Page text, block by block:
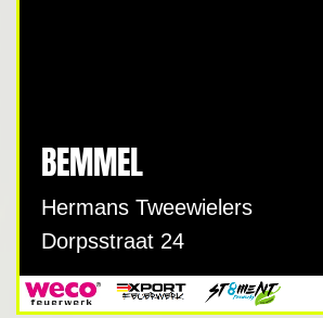
BEMMEL
Hermans Tweewielers
Dorpsstraat 24